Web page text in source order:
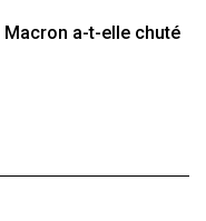
Macron a-t-elle chuté